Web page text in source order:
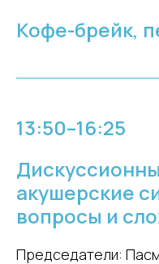
Кофе-брейк,
13:50–16:25
акушерские
вопросы и
Председатели: